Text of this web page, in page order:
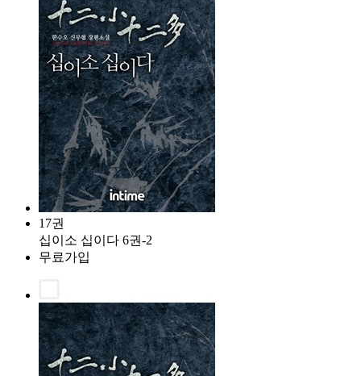
17권
십이소 십이다 6권-2
무료가입